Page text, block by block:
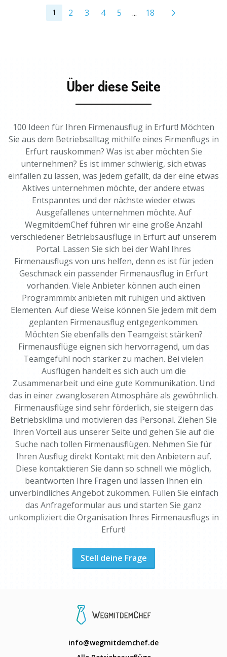
1 2 3 4 5 ... 18
Über diese Seite
100 Ideen für Ihren Firmenausflug in Erfurt! Möchten
Sie aus dem Betriebsalltag mithilfe eines Firmenflugs in
Erfurt rauskommen? Was ist aber möchten Sie
unternehmen? Es ist immer schwierig, sich etwas
einfallen zu lassen, was jedem gefällt, da der eine etwas
Aktives unternehmen möchte, der andere etwas
Entspanntes und der nächste wieder etwas
Ausgefallenes unternehmen möchte. Auf
WegmitdemChef führen wir eine große Anzahl
verschiedener Betriebsausflüge in Erfurt auf unserem
Portal. Lassen Sie sich bei der Wahl Ihres
Firmenausflugs von uns helfen, denn es ist für jeden
Geschmack ein passender Firmenausflug in Erfurt
vorhanden. Viele Anbieter können auch einen
Programmmix anbieten mit ruhigen und aktiven
Elementen. Auf diese Weise können Sie jedem mit dem
geplanten Firmenausflug entgegenkommen.
Möchten Sie ebenfalls den Teamgeist stärken?
Firmenausflüge eignen sich hervorragend, um das
Teamgefühl noch stärker zu machen. Bei vielen
Ausflügen handelt es sich auch um die
Zusammenarbeit und eine gute Kommunikation. Und
das in einer zwangloseren Atmosphäre als gewöhnlich.
Firmenausflüge sind sehr förderlich, sie steigern das
Betriebsklima und motivieren das Personal. Ziehen Sie
Ihren Vorteil aus unserer Seite und gehen Sie auf die
Suche nach tollen Firmenausflügen. Nehmen Sie für
Ihren Ausflug direkt Kontakt mit den Anbietern auf.
Diese kontaktieren Sie dann so schnell wie möglich,
beantworten Ihre Fragen und lassen Ihnen ein
unverbindliches Angebot zukommen. Füllen Sie einfach
das Anfrageformular aus und starten Sie ganz
unkompliziert die Organisation Ihres Firmenausflugs in
Erfurt!
Stell deine Frage
info@wegmitdemchef.de